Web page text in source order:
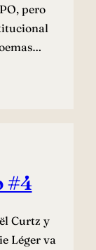
pero
#4
Curtz y
Léger va